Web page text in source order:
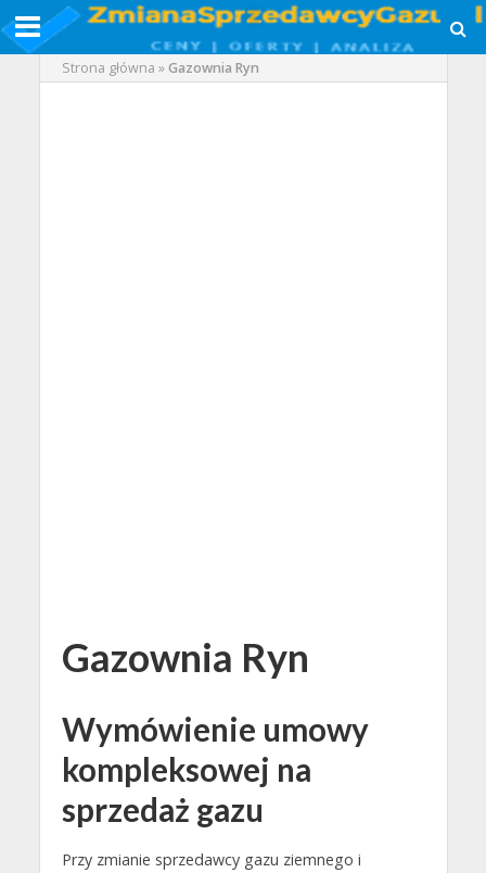
Strona główna »Gazownia Ryn
Gazownia Ryn
Wymówienie umowy
kompleksowej na
sprzedaż gazu
Przy zmianie sprzedawcy gazu ziemnego i